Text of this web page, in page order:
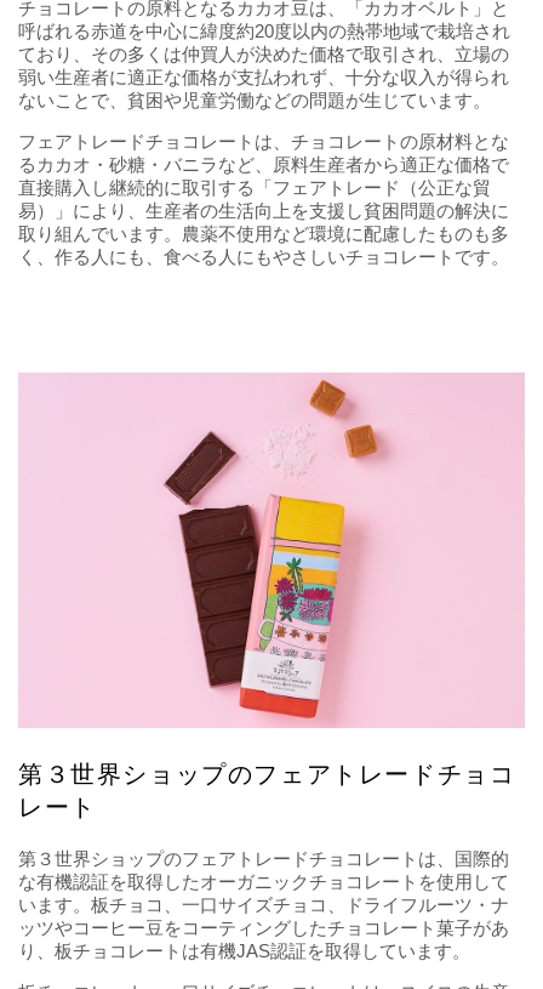
チョコレートの原料となるカカオ豆は、「カカオベルト」と
呼ばれる赤道を中心に緯度約20度以内の熱帯地域で栽培され
ており、その多くは仲買人が決めた価格で取引され、立場の
弱い生産者に適正な価格が支払われず、十分な収入が得られ
ないことで、貧困や児童労働などの問題が生じています。
フェアトレードチョコレートは、チョコレートの原材料とな
るカカオ・砂糖・バニラなど、原料生産者から適正な価格で
直接購入し継続的に取引する「フェアトレード（公正な貿
易）」により、生産者の生活向上を支援し貧困問題の解決に
取り組んでいます。農薬不使用など環境に配慮したものも多
く、作る人にも、食べる人にもやさしいチョコレートです。
第３世界ショップのフェアトレードチョコ
レート
第３世界ショップのフェアトレードチョコレートは、国際的
な有機認証を取得したオーガニックチョコレートを使用して
います。板チョコ、一口サイズチョコ、ドライフルーツ・ナ
ッツやコーヒー豆をコーティングしたチョコレート菓子があ
り、板チョコレートは有機JAS認証を取得しています。